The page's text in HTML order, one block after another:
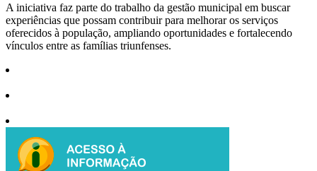
A iniciativa faz parte do trabalho da gestão municipal em buscar
experiências que possam contribuir para melhorar os serviços
oferecidos à população, ampliando oportunidades e fortalecendo
vínculos entre as famílias triunfenses.